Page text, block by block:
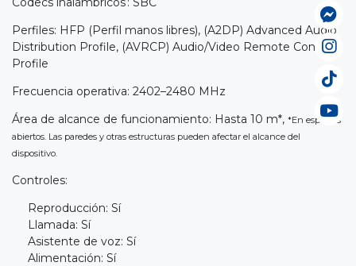
Perfiles: HFP (Perfil manos libres), (A2DP) Advanced Audio
Distribution Profile, (AVRCP) Audio/Video Remote Control
Profile
Frecuencia operativa: 2402–2480 MHz
Área de alcance de funcionamiento: Hasta 10 m*, *En espacios
abiertos. Las paredes y otras estructuras pueden afectar el alcance del
dispositivo.
Controles:
Reproducción: Sí
Llamada: Sí
Asistente de voz: Sí
Alimentación: Sí